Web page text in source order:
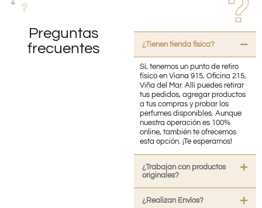
Preguntas
frecuentes
¿Tienen tienda fisica?
Sí, tenemos un punto de retiro
físico en Viana 915, Oficina 215,
Viña del Mar. Allí puedes retirar
tus pedidos, agregar productos
a tus compras y probar los
perfumes disponibles. Aunque
nuestra operación es 100%
online, también te ofrecemos
esta opción. ¡Te esperamos!
¿Trabajan con productos
originales?
¿Realizan Envíos?